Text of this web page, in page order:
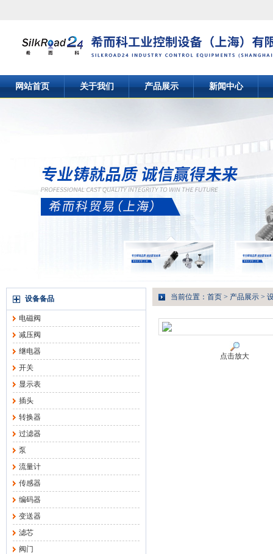
网站首页 关于我们 产品展示 新闻中心
设备备品
电磁阀
减压阀
继电器
开关
显示表
插头
转换器
过滤器
泵
流量计
传感器
编码器
变送器
滤芯
阀门
当前位置： 首页 > 产品展示 >
点击放大